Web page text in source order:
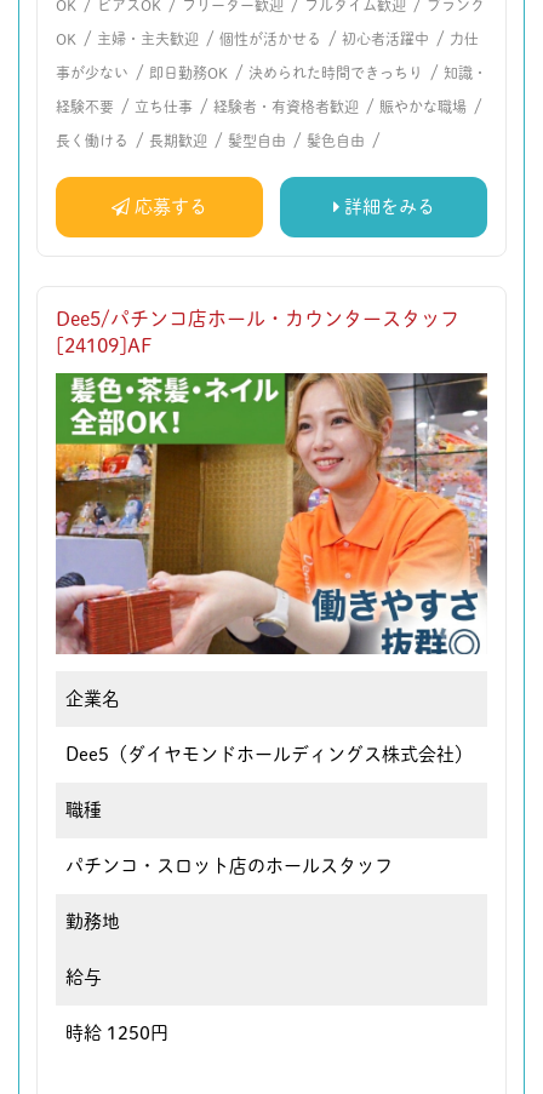
OK / ピアスOK / フリーター歓迎 / フルタイム歓迎 / ブランク
OK / 主婦・主夫歓迎 / 個性が活かせる / 初心者活躍中 / 力仕
事が少ない / 即日勤務OK / 決められた時間できっちり / 知識・
経験不要 / 立ち仕事 / 経験者・有資格者歓迎 / 賑やかな職場 /
長く働ける / 長期歓迎 / 髪型自由 / 髪色自由 /
応募する 詳細をみる
Dee5/パチンコ店ホール・カウンタースタッフ
[24109]AF
企業名
Dee5（ダイヤモンドホールディングス株式会社）
職種
パチンコ・スロット店のホールスタッフ
勤務地
給与
時給 1250円